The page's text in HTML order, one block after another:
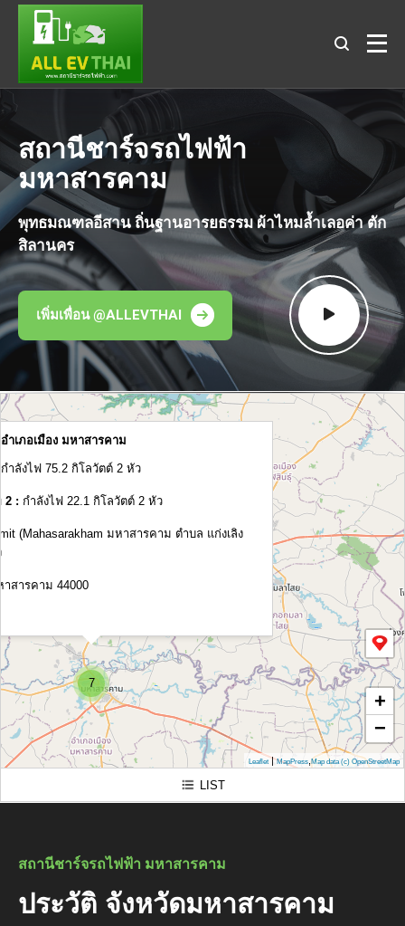
สถานีชาร์จรถไฟฟ้า
มหาสารคาม
พุทธมณฑลอีสาน ถิ่นฐานอารยธรรม ผ้าไหมล้ำเลอค่า ตัก
สิลานคร
เพิ่มเพื่อน @ALLEVTHAI .
สถานีชาร์จรถไฟฟ้า มหาสารคาม
ประวัติ จังหวัดมหาสารคาม